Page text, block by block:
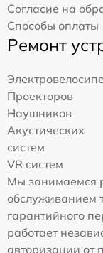
Согласие на
Способы оплаты
Ремонт
Проекторов
Наушников
Акустических
систем
VR систем
Мы занимаемся
обслуживанием
гарантийного
работает
авторизации от